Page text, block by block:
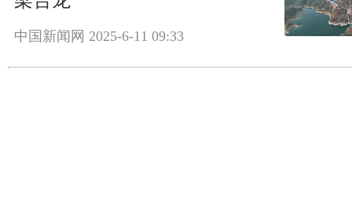
中国新闻网 2025-6-11 09:33